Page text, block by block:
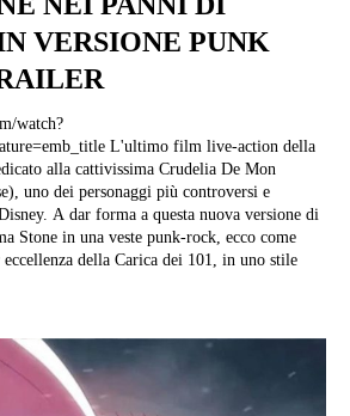
VERSIONE PUNK
watch?
film live-action della
alla cattivissima Crudelia De Mon
uno dei personaggi più controversi e
A dar forma a questa nuova versione di
Stone in una veste punk-rock, ecco come
eccellenza della Carica dei 101, in uno stile